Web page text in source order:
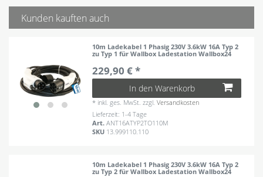
Kunden kauften auch
10m Ladekabel 1 Phasig 230V 3.6kW 16A Typ 2
zu Typ 1 für Wallbox Ladestation Wallbox24
229,90 € *
In den Warenkorb
* inkl. ges. MwSt. zzgl.Versandkosten
Lieferzeit: 1-4 Tage
Art.ANT16ATYP2TO110M
SKU 13.999110.110
10m Ladekabel 1 Phasig 230V 3.6kW 16A Typ 2
zu Typ 2 für Wallbox Ladestation Wallbox24